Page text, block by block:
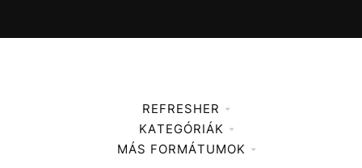
REFRESHER
Médiaajánlat
KATEGÓRIÁK
Zene
MÁS FORMÁTUMOK